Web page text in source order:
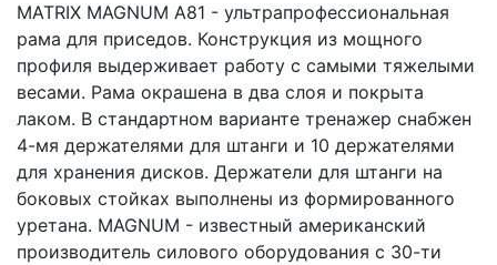
MATRIX MAGNUM A81 - ультрапрофессиональная
рама для приседов. Конструкция из мощного
профиля выдерживает работу с самыми тяжелыми
весами. Рама окрашена в два слоя и покрыта
лаком. В стандартном варианте тренажер снабжен
4-мя держателями для штанги и 10 держателями
для хранения дисков. Держатели для штанги на
боковых стойках выполнены из формированного
уретана. MAGNUM - известный американский
производитель силового оборудования с 30-ти